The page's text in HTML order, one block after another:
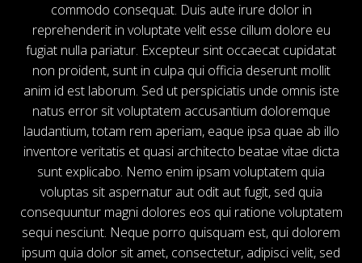
commodo consequat. Duis aute irure dolor in
reprehenderit in voluptate velit esse cillum dolore eu
fugiat nulla pariatur. Excepteur sint occaecat cupidatat
non proident, sunt in culpa qui officia deserunt mollit
anim id est laborum. Sed ut perspiciatis unde omnis iste
natus error sit voluptatem accusantium doloremque
laudantium, totam rem aperiam, eaque ipsa quae ab illo
inventore veritatis et quasi architecto beatae vitae dicta
sunt explicabo. Nemo enim ipsam voluptatem quia
voluptas sit aspernatur aut odit aut fugit, sed quia
consequuntur magni dolores eos qui ratione voluptatem
sequi nesciunt. Neque porro quisquam est, qui dolorem
ipsum quia dolor sit amet, consectetur, adipisci velit, sed